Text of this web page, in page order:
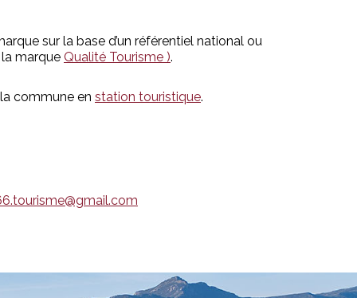
sur la base d’un référentiel national ou
marque Qualité Tourisme ).
commune en station touristique.